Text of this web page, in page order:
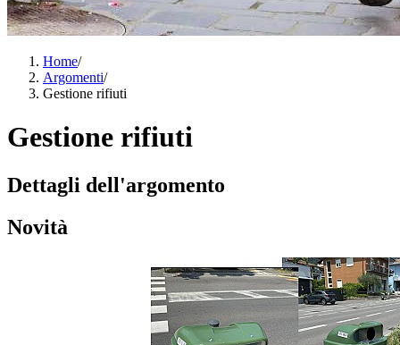
Home/
Argomenti/
Gestione rifiuti
Gestione rifiuti
Dettagli dell'argomento
Novità